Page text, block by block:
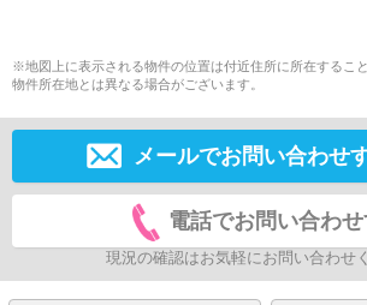
※地図上に表示される物件の位置は付近住所に所在するこ
物件所在地とは異なる場合がございます。
メールでお問い合わせ
電話でお問い合わ
現況の確認はお気軽にお問い合わせ